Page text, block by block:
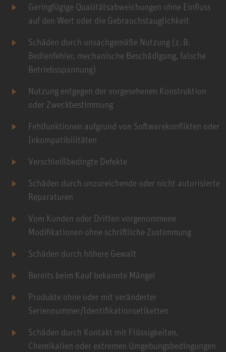
Geringfügige Qualitätsabweichungen ohne Einfluss
auf den Wert oder die Gebrauchstauglichkeit
Schäden durch unsachgemäße Nutzung (z. B.
Bedienfehler, mechanische Beschädigung, falsche
Betriebsspannung)
Nutzung entgegen der vorgesehenen Konstruktion
oder Zweckbestimmung
Fehlfunktionen aufgrund von Softwarekonflikten oder
Inkompatibilitäten
Verschleißbedingte Defekte
Schäden durch unzureichende oder nicht autorisierte
Reparaturen
Vom Kunden oder Dritten vorgenommene
Modifikationen ohne schriftliche Zustimmung
Schäden durch höhere Gewalt
Bereits beim Kauf bekannte Mängel
Produkte ohne oder mit veränderter
Seriennummer/Identifikationsetiketten
Schäden durch Kontakt mit Flüssigkeiten,
Chemikalien oder extremen Umgebungsbedingungen